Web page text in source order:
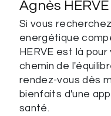
Agnès HERVE
Si vous
energétique
HERVE est là
chemin de
rendez-vous dès
bienfaits d'une
santé.